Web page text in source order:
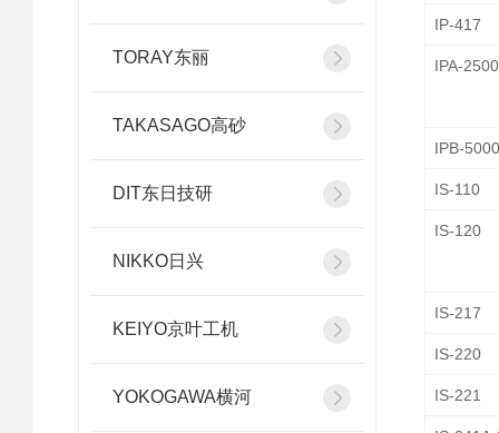
TORAY东丽
TAKASAGO高砂
DIT东日技研
NIKKO日兴
KEIYO京叶工机
YOKOGAWA横河
IP-417
IPA-2500
IPB-
IS-110
IS-120
IS-217
IS-220
IS-221